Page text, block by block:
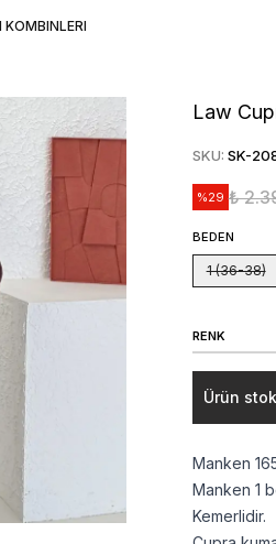
KOMBINLERI
Law
SKU: SK-
%29 ₺
BEDEN
1 (36-38)
RENK
Ürün
Manken
Manken 1
Kemerlidir.